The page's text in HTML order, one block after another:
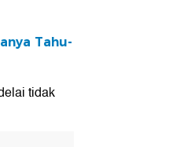
Tahu-
tidak